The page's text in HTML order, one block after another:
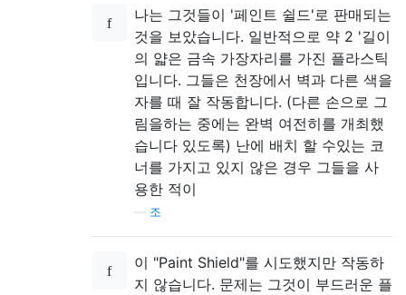
나는 그것들이 '페인트 쉴드'로 판매되는
것을 보았습니다. 일반적으로 약 2 '길이
의 얇은 금속 가장자리를 가진 플라스틱
입니다. 그들은 천장에서 벽과 다른 색을
자를 때 잘 작동합니다. (다른 손으로 그
림을하는 중에는 완벽 여전히를 개최했
습니다 있도록) 난에 배치 할 수있는 코
너를 가지고 있지 않은 경우 그들을 사
용한 적이
조
이 "Paint Shield"를 시도했지만 작동하
지 않습니다. 문제는 그것이 부드러운 플